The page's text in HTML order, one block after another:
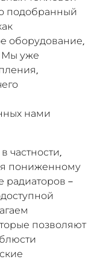
подобранный
оборудование,
Мы уже
нами
частности,
пониженному
радиаторов –
позволяют